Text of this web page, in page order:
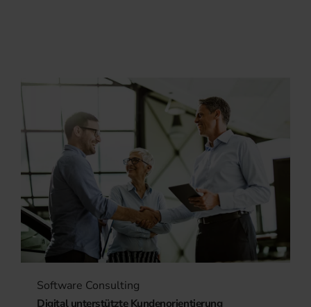
Software Consulting
Digital unterstützte Kundenorientierung